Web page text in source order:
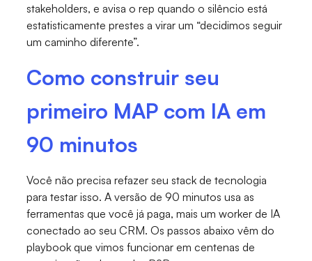
stakeholders, e avisa o rep quando o silêncio está
estatisticamente prestes a virar um “decidimos seguir
um caminho diferente”.
Como construir seu
primeiro MAP com IA em
90 minutos
Você não precisa refazer seu stack de tecnologia
para testar isso. A versão de 90 minutos usa as
ferramentas que você já paga, mais um worker de IA
conectado ao seu CRM. Os passos abaixo vêm do
playbook que vimos funcionar em centenas de